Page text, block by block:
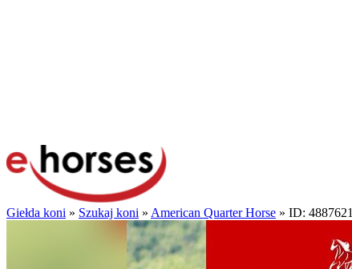
Giełda koni » Szukaj koni » American Quarter Horse » ID: 4887621